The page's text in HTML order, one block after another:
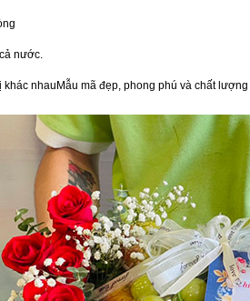
nước.
nhauMẫu mã đẹp, phong phú và chất lượng